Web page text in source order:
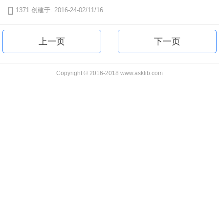
 1371 创建于: 2016-24-02/11/16
上一页 下一页
Copyright © 2016-2018 www.asklib.com